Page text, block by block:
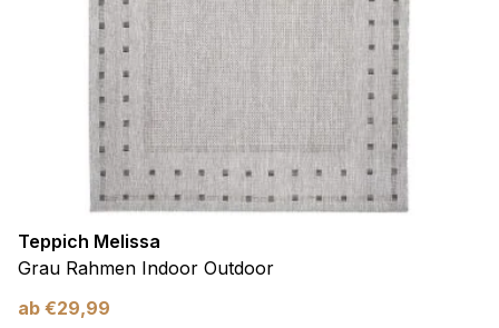
Teppich Melissa
Grau Rahmen Indoor Outdoor
ab €29,99